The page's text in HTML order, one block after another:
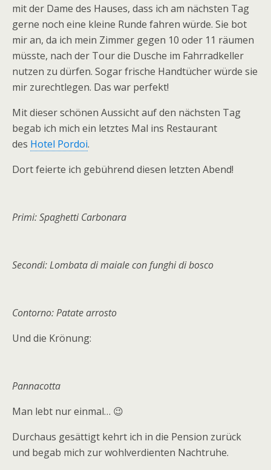
mit der Dame des Hauses, dass ich am nächsten Tag
gerne noch eine kleine Runde fahren würde. Sie bot
mir an, da ich mein Zimmer gegen 10 oder 11 räumen
müsste, nach der Tour die Dusche im Fahrradkeller
nutzen zu dürfen. Sogar frische Handtücher würde sie
mir zurechtlegen. Das war perfekt!
Mit dieser schönen Aussicht auf den nächsten Tag
begab ich mich ein letztes Mal ins Restaurant
des Hotel Pordoi.
Dort feierte ich gebührend diesen letzten Abend!
Primi: Spaghetti Carbonara
Secondi: Lombata di maiale con funghi di bosco
Contorno: Patate arrosto
Und die Krönung:
Pannacotta
Man lebt nur einmal… 😉
Durchaus gesättigt kehrt ich in die Pension zurück
und begab mich zur wohlverdienten Nachtruhe.